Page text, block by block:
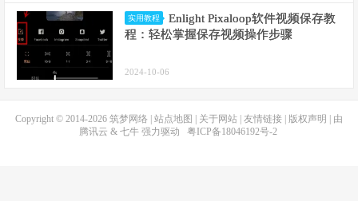
实用教程
Enlight Pixaloop软件视频保存教
程：轻松掌握保存视频操作步骤
2024-10-06
Copyright © 2014-2026 筑梦网络 站点地图 关于网站 友情链接 版权声明
| 由
腾讯云 & 七牛强力驱动 粤ICP备18046192号-2